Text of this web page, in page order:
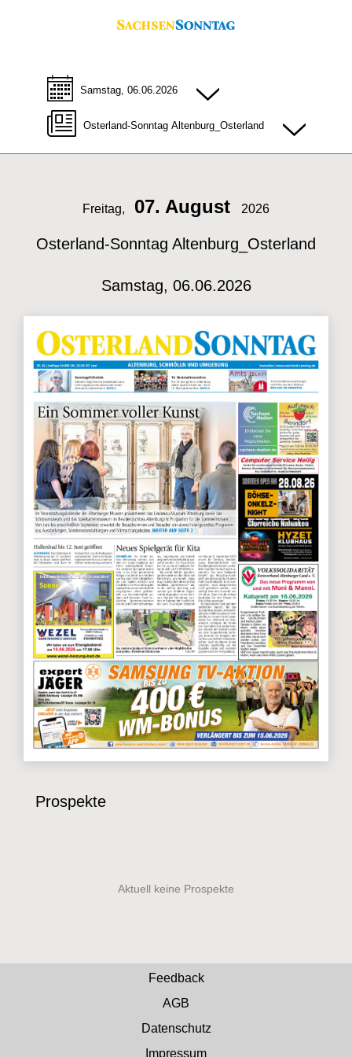
Samstag, 06.06.2026
Osterland-Sonntag Altenburg_Osterland
Freitag, 07. August 2026
Osterland-Sonntag Altenburg_Osterland
Samstag, 06.06.2026
Prospekte
Feedback
AGB
Datenschutz
Impressum